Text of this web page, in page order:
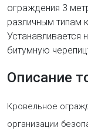
ограждения 3
различным типам
Устанавливается
битумную
Описание
Кровельное
организации